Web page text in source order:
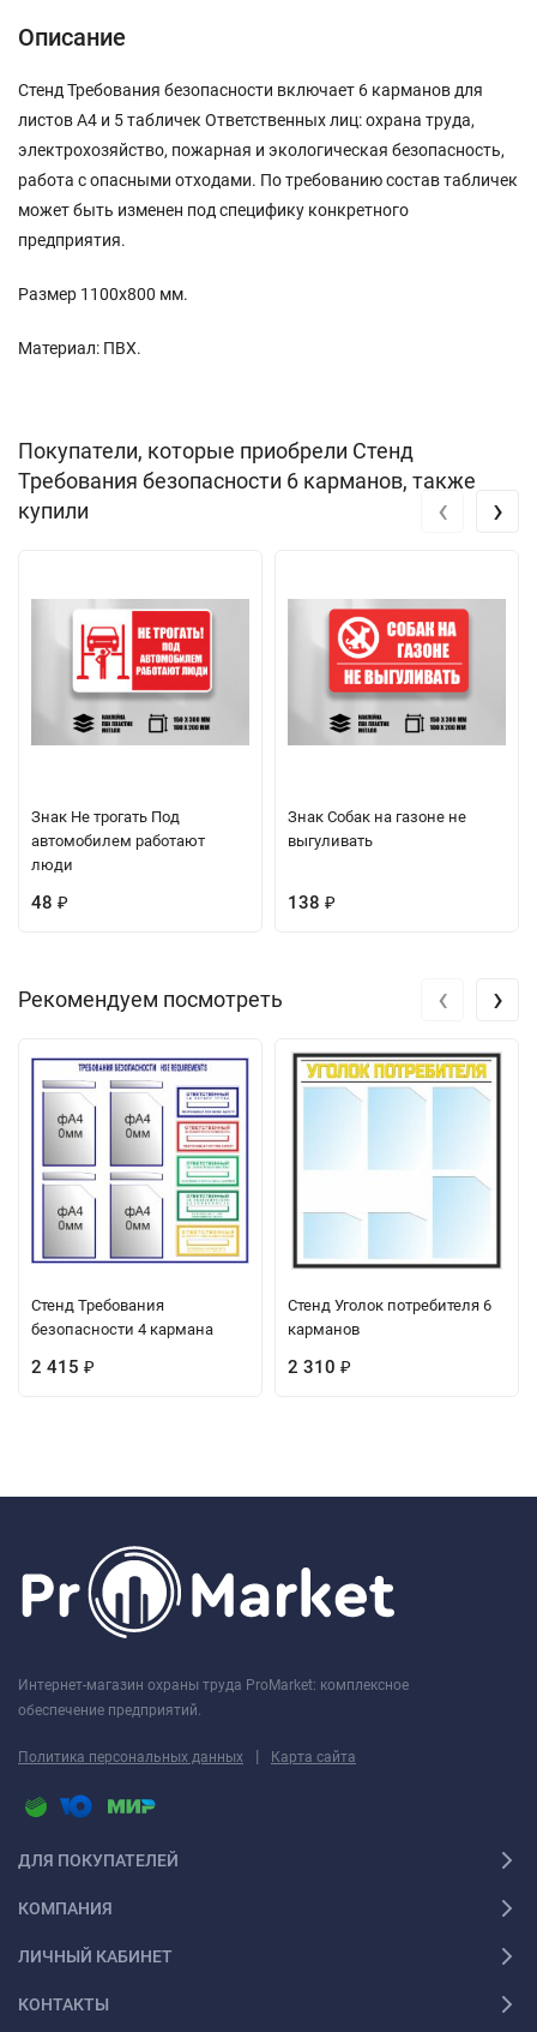
Описание
Стенд Требования безопасности включает 6 карманов для
листов А4 и 5 табличек Ответственных лиц: охрана труда,
электрохозяйство, пожарная и экологическая безопасность,
работа с опасными отходами. По требованию состав табличек
может быть изменен под специфику конкретного
предприятия.
Размер 1100х800 мм.
Материал: ПВХ.
Покупатели, которые приобрели Стенд
Требования безопасности 6 карманов, также
купили
Знак Не трогать Под
автомобилем работают
люди
48 ₽
Знак Собак на газоне не
выгуливать
138 ₽
‹ ›
Рекомендуем посмотреть
Стенд Требования
безопасности 4 кармана
2 415 ₽
Стенд Уголок потребителя 6
карманов
2 310 ₽
‹ ›
Интернет-магазин охраны труда ProMarket: комплексное
обеспечение предприятий.
Политика персональных данных | Карта сайта
ДЛЯ ПОКУПАТЕЛЕЙ
КОМПАНИЯ
ЛИЧНЫЙ КАБИНЕТ
КОНТАКТЫ